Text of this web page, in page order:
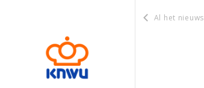
Al het nieuws